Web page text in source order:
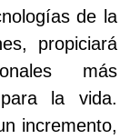
de la
propiciará
más
la vida.
incremento,